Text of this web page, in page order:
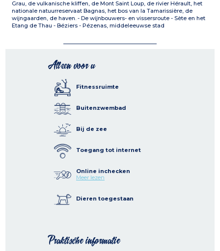
Grau, de vulkanische kliffen, de Mont Saint Loup, de rivier Hérault, het
nationale natuurreservaat Bagnas, het bos van la Tamarissière, de
wijngaarden, de haven. - De wijnbouwers- en vissersroute - Sète en het
Etang de Thau - Béziers - Pézenas, middeleeuwse stad
Alleen voor u
Fitnessruimte
Buitenzwembad
Bij de zee
Toegang tot internet
Online inchecken
Meer lezen
Dieren toegestaan
Praktische informatie